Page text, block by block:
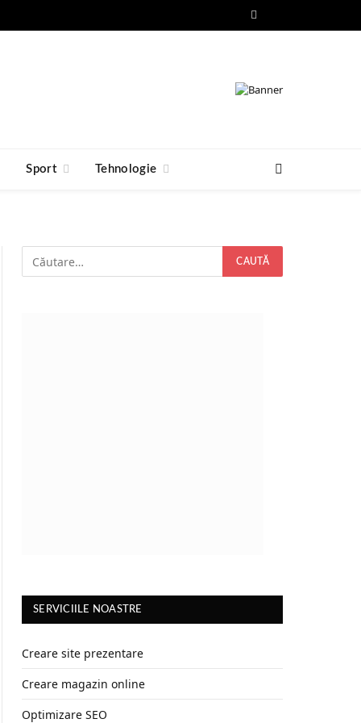
Facebook
Sport Tehnologie
SERVICIILE NOASTRE
Creare site prezentare
Creare magazin online
Optimizare SEO